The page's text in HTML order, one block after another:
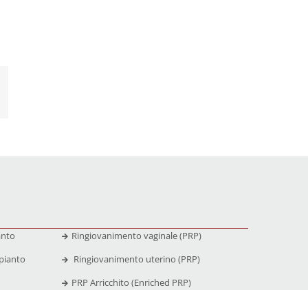
Ringiovanimento vaginale (PRP)
Ringiovanimento uterino (PRP)
PRP Arricchito (Enriched PRP)